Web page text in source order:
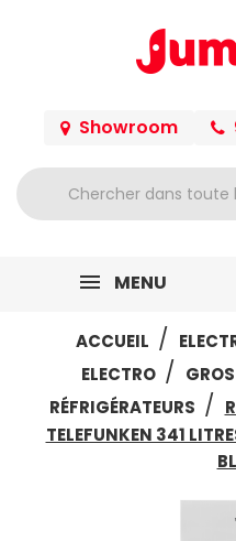
Showroom
MENU
ACCUEIL
ELECTRO
RÉFRIGÉRATEURS
TELEFUNKEN 341